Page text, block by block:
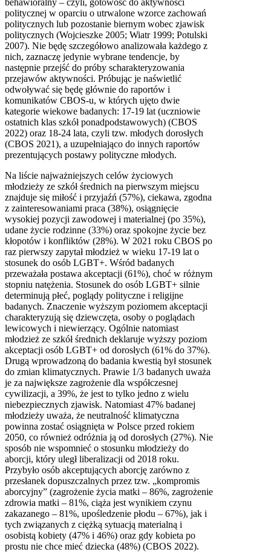
politycznej w oparciu o utrwalone wzorce zachowań
politycznych lub pozostanie biernym wobec zjawisk
politycznych (Wojcieszke 2005; Wiatr 1999; Potulski
2007). Nie będę szczegółowo analizowała każdego z
nich, zaznaczę jedynie wybrane tendencje, by
następnie przejść do próby scharakteryzowania
przejawów aktywności. Próbując je naświetlić
odwoływać się będę głównie do raportów i
komunikatów CBOS-u, w których ujęto dwie
kategorie wiekowe badanych: 17-19 lat (uczniowie
ostatnich klas szkół ponadpodstawowych) (CBOS
2022) oraz 18-24 lata, czyli tzw. młodych dorosłych
(CBOS 2021), a uzupełniająco do innych raportów
prezentujących postawy polityczne młodych.
Na liście najważniejszych celów życiowych
młodzieży ze szkół średnich na pierwszym miejscu
znajduje się miłość i przyjaźń (57%), ciekawa, zgodna
z zainteresowaniami praca (38%), osiągnięcie
wysokiej pozycji zawodowej i materialnej (po 35%),
udane życie rodzinne (33%) oraz spokojne życie bez
kłopotów i konfliktów (28%). W 2021 roku CBOS po
raz pierwszy zapytał młodzież w wieku 17-19 lat o
stosunek do osób LGBT+. Wśród badanych
przeważała postawa akceptacji (61%), choć w różnym
stopniu natężenia. Stosunek do osób LGBT+ silnie
determinują płeć, poglądy polityczne i religijne
badanych. Znaczenie wyższym poziomem akceptacji
charakteryzują się dziewczęta, osoby o poglądach
lewicowych i niewierzący. Ogólnie natomiast
młodzież ze szkół średnich deklaruje wyższy poziom
akceptacji osób LGBT+ od dorosłych (61% do 37%).
Drugą wprowadzoną do badania kwestią był stosunek
do zmian klimatycznych. Prawie 1/3 badanych uważa
je za największe zagrożenie dla współczesnej
cywilizacji, a 39%, że jest to tylko jedno z wielu
niebezpiecznych zjawisk. Natomiast 47% badanej
młodzieży uważa, że neutralność klimatyczna
powinna zostać osiągnięta w Polsce przed rokiem
2050, co również odróżnia ją od dorosłych (27%). Nie
sposób nie wspomnieć o stosunku młodzieży do
aborcji, który uległ liberalizacji od 2018 roku.
Przybyło osób akceptujących aborcję zarówno z
przesłanek dopuszczalnych przez tzw. „kompromis
aborcyjny” (zagrożenie życia matki – 86%, zagrożenie
zdrowia matki – 81%, ciąża jest wynikiem czynu
zakazanego – 81%, upośledzenie płodu – 67%), jak i
tych związanych z ciężką sytuacją materialną i
osobistą kobiety (47% i 46%) oraz gdy kobieta po
prostu nie chce mieć dziecka (48%) (CBOS 2022).